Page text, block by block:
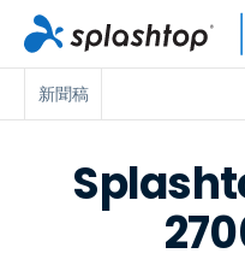
新聞稿